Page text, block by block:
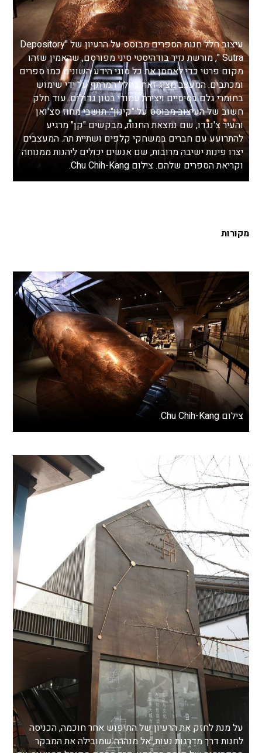
עיצוב חלל חנות הספרים מבוסס על הרעיון של "Depository
Sutra ", מורשת נזיר בודהיסטי סיני מפורסם, שהאמין שזהו
מקום פרטי כדי לאחסן את כל סוגי הידע השונים כמו ספרים
ומכתבים. המעצב מציג זאת בחלל המרתף על ידי שימוש
בחומרי גלם בסיסיים ויצירת עמודי בטון גדולים. עוד חלק
חשוב של העיצוב מבוסס על "קינון": תושבי מחוז סצ'ואן
והעיר צ'נגדו, שם נמצאת החנות, מבקשים "קן" מרגיע
להתרועע עם חברים במשחקי קלפים ושתיית תה. המעצבים
יצרו פינות ישיבה מרובות, שם אנשים יכולים ליהנות ממנוחה
וקריאת הספרים שלהם. צילום Chu Chih-Kang.
מקורות
צילום Chu Chih-Kang.
על מנת לחזק את הרעיון של החיפוש אחר חוכמה, הכניסה
לחנות דרך מדרגות נעות, אל מנהרה שמובילה את המבקר